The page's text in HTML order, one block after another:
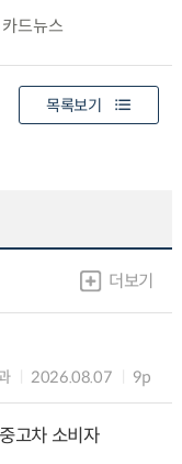
드뉴스
목록보기
더보기
2026.08.07 9p
고차 소비자